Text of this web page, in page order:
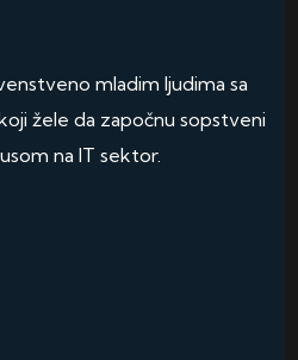
mladim ljudima sa
žele da započnu sopstveni
na IT sektor.